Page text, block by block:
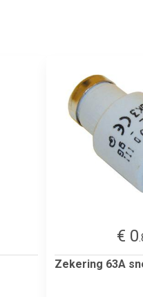
€ 0
Zekering 63A